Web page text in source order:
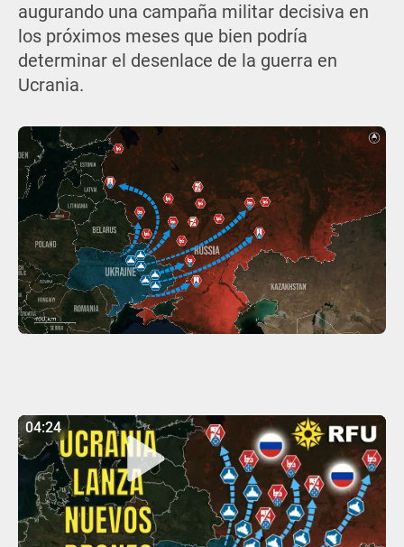
augurando una campaña militar decisiva en
los próximos meses que bien podría
determinar el desenlace de la guerra en
Ucrania.
04:24